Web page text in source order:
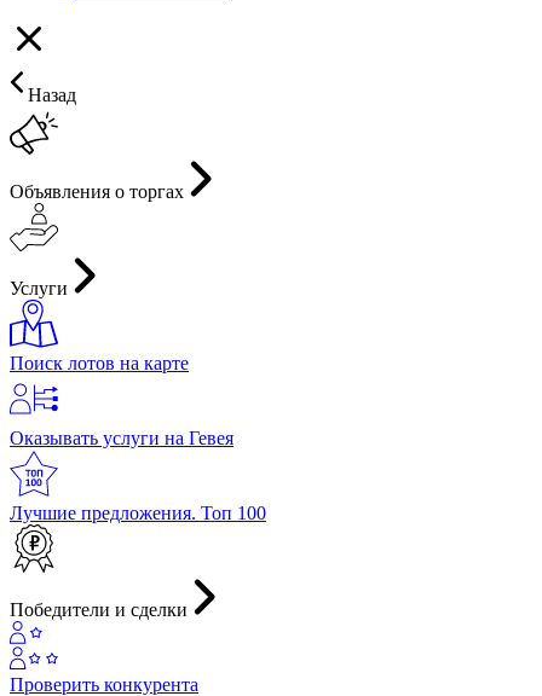
Назад
Объявления о торгах
Услуги
Поиск лотов на карте
Оказывать услуги на Гевея
Лучшие предложения. Топ 100
Победители и сделки
Проверить конкурента